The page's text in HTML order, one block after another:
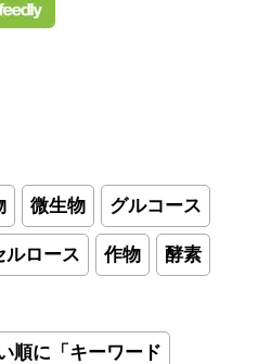
微生物 グルコース
ルロース 作物 酵素
順に「キーワード